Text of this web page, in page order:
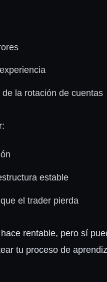
la rotación de cuentas
estable
el trader pierda
rentable, pero sí
tu proceso de